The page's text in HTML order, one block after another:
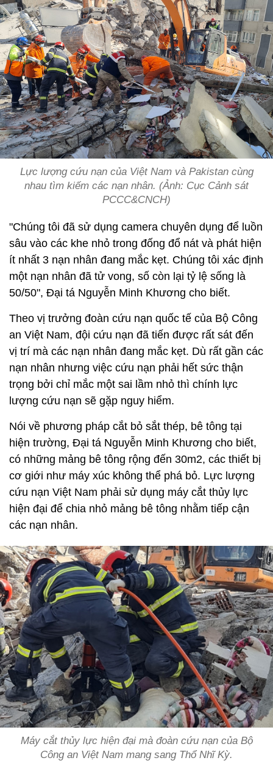
Lực lượng cứu nạn của Việt Nam và Pakistan cùng
nhau tìm kiếm các nạn nhân. (Ảnh: Cục Cảnh sát
PCCC&CNCH)
"Chúng tôi đã sử dụng camera chuyên dụng để luồn
sâu vào các khe nhỏ trong đống đổ nát và phát hiện
ít nhất 3 nạn nhân đang mắc kẹt. Chúng tôi xác định
một nạn nhân đã tử vong, số còn lại tỷ lệ sống là
50/50", Đại tá Nguyễn Minh Khương cho biết.
Theo vị trưởng đoàn cứu nạn quốc tế của Bộ Công
an Việt Nam, đội cứu nạn đã tiến được rất sát đến
vị trí mà các nạn nhân đang mắc kẹt. Dù rất gần các
nạn nhân nhưng việc cứu nạn phải hết sức thận
trọng bởi chỉ mắc một sai lầm nhỏ thì chính lực
lượng cứu nạn sẽ gặp nguy hiểm.
Nói về phương pháp cắt bỏ sắt thép, bê tông tại
hiện trường, Đại tá Nguyễn Minh Khương cho biết,
có những mảng bê tông rộng đến 30m2, các thiết bị
cơ giới như máy xúc không thể phá bỏ. Lực lượng
cứu nạn Việt Nam phải sử dụng máy cắt thủy lực
hiện đại để chia nhỏ mảng bê tông nhằm tiếp cận
các nạn nhân.
Máy cắt thủy lực hiện đại mà đoàn cứu nạn của Bộ
Công an Việt Nam mang sang Thổ Nhĩ Kỳ.